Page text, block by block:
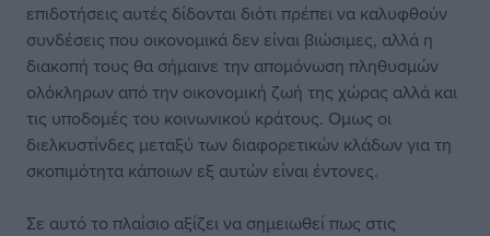
επιδοτήσεις αυτές δίδονται διότι πρέπει να καλυφθούν
συνδέσεις που οικονομικά δεν είναι βιώσιμες, αλλά η
διακοπή τους θα σήμαινε την απομόνωση πληθυσμών
ολόκληρων από την οικονομική ζωή της χώρας αλλά και
τις υποδομές του κοινωνικού κράτους. Ομως οι
διελκυστίνδες μεταξύ των διαφορετικών κλάδων για τη
σκοπιμότητα κάποιων εξ αυτών είναι έντονες.
Σε αυτό το πλαίσιο αξίζει να σημειωθεί πως στις